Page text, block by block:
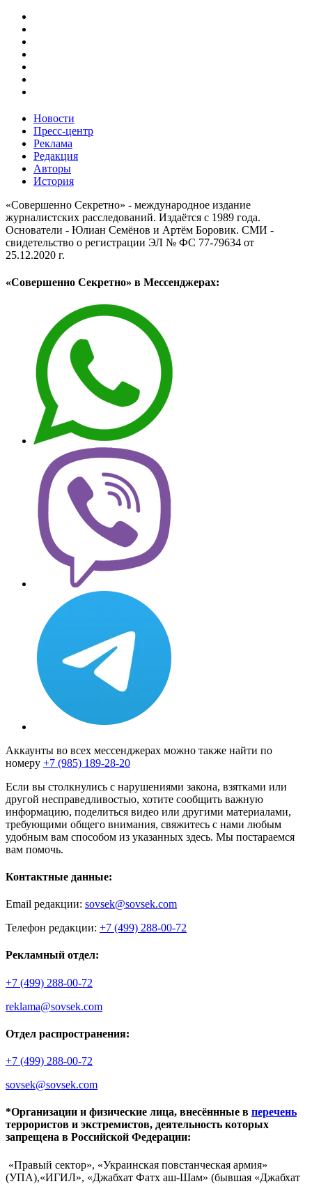
Новости
Пресс-центр
Реклама
Редакция
Авторы
История
«Совершенно Секретно» - международное издание
журналистских расследований. Издаётся с 1989 года.
Основатели - Юлиан Семёнов и Артём Боровик. CМИ -
свидетельство о регистрации ЭЛ № ФС 77-79634 от
25.12.2020 г.
«Совершенно Секретно» в Мессенджерах:
Аккаунты во всех мессенджерах можно также найти по
номеру +7 (985) 189-28-20
Если вы столкнулись с нарушениями закона, взятками или
другой несправедливостью, хотите сообщить важную
информацию, поделиться видео или другими материалами,
требующими общего внимания, свяжитесь с нами любым
удобным вам способом из указанных здесь. Мы постараемся
вам помочь.
Контактные данные:
Email редакции: sovsek@sovsek.com
Телефон редакции: +7 (499) 288-00-72
Рекламный отдел:
+7 (499) 288-00-72
reklama@sovsek.com
Отдел распространения:
+7 (499) 288-00-72
sovsek@sovsek.com
*Организации и физические лица, внесённные в перечень
террористов и экстремистов, деятельность которых
запрещена в Российской Федерации:
«Правый сектор», «Украинская повстанческая армия»
(УПА),«ИГИЛ», «Джабхат Фатх аш-Шам» (бывшая «Джабхат